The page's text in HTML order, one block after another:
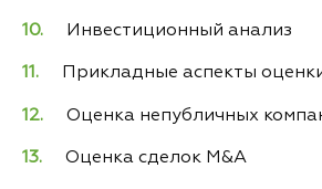
Инвестиционный анализ
Прикладные аспекты
Оценка непубличных
Оценка сделок M&A